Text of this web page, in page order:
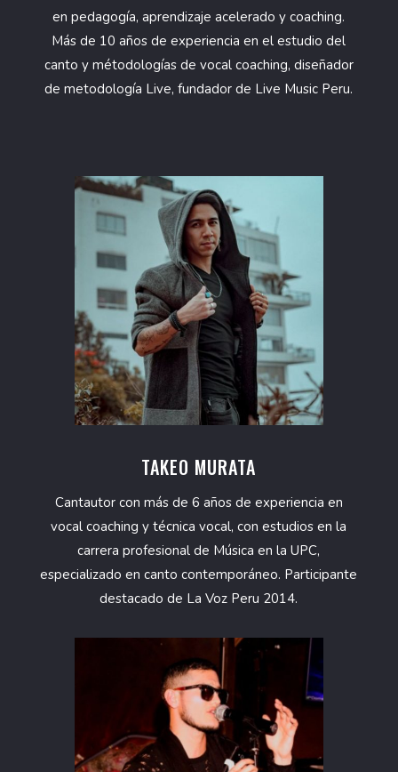
en pedagogía, aprendizaje acelerado y coaching.
Más de 10 años de experiencia en el estudio del
canto y métodologías de vocal coaching, diseñador
de metodología Live, fundador de Live Music Peru.
TAKEO MURATA
Cantautor con más de 6 años de experiencia en
vocal coaching y técnica vocal, con estudios en la
carrera profesional de Música en la UPC,
especializado en canto contemporáneo. Participante
destacado de La Voz Peru 2014.